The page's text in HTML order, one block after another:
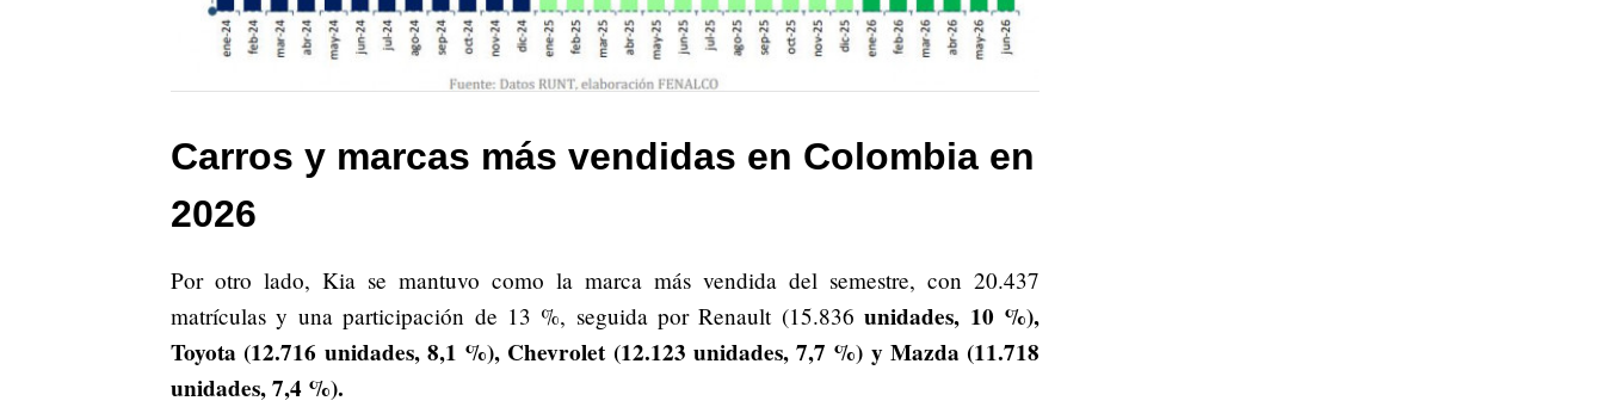
Carros y marcas más vendidas en Colombia en
2026
Por otro lado, Kia se mantuvo como la marca más vendida del semestre, con 20.437
matrículas y una participación de 13 %, seguida por Renault (15.836unidades, 10 %),
Toyota (12.716 unidades, 8,1 %), Chevrolet (12.123 unidades, 7,7 %) y Mazda (11.718
unidades, 7,4 %).